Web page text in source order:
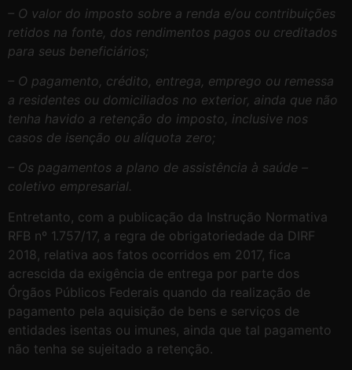
– O valor do imposto sobre a renda e/ou contribuições
retidos na fonte, dos rendimentos pagos ou creditados
para seus beneficiários;
– O pagamento, crédito, entrega, emprego ou remessa
a residentes ou domiciliados no exterior, ainda que não
tenha havido a retenção do imposto, inclusive nos
casos de isenção ou alíquota zero;
– Os pagamentos a plano de assistência à saúde –
coletivo empresarial.
Entretanto, com a publicação da Instrução Normativa
RFB nº 1.757/17, a regra de obrigatoriedade da DIRF
2018, relativa aos fatos ocorridos em 2017, fica
acrescida da exigência de entrega por parte dos
Órgãos Públicos Federais quando da realização de
pagamento pela aquisição de bens e serviços de
entidades isentas ou imunes, ainda que tal pagamento
não tenha se sujeitado a retenção.